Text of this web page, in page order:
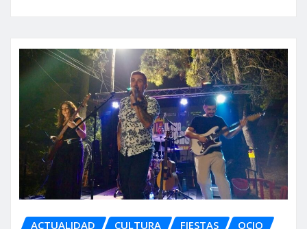
ACTUALIDAD CULTURA FIESTAS OCIO